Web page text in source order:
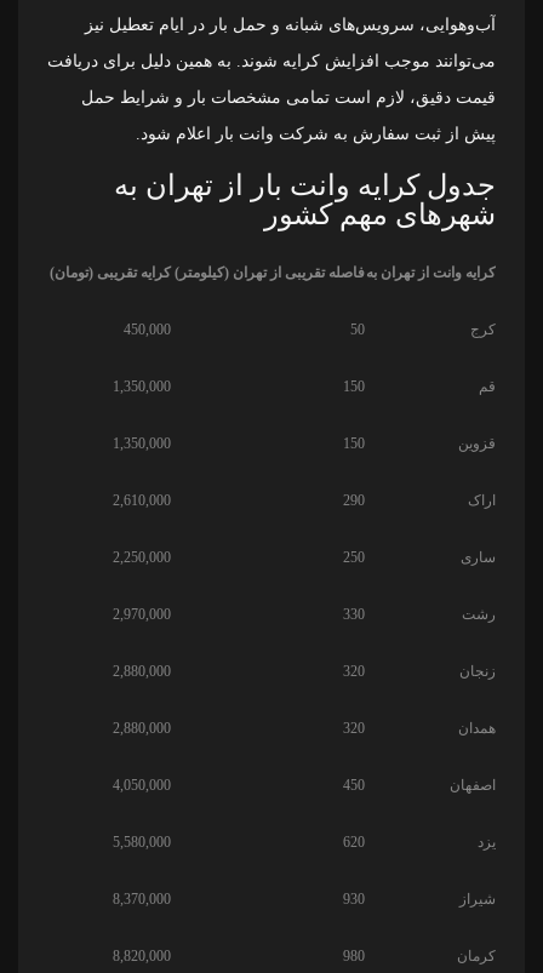
آب‌وهوایی، سرویس‌های شبانه و حمل بار در ایام تعطیل نیز
می‌توانند موجب افزایش کرایه شوند. به همین دلیل برای دریافت
قیمت دقیق، لازم است تمامی مشخصات بار و شرایط حمل
پیش از ثبت سفارش به شرکت وانت بار اعلام شود.
جدول کرایه وانت بار از تهران به
شهرهای مهم کشور
کرایه وانت از تهران بهفاصله تقریبی از تهران (کیلومتر) کرایه تقریبی (تومان)
کرج 50
450,000
قم 150
1,350,000
قزوین 150
1,350,000
اراک 290
2,610,000
ساری 250
2,250,000
رشت 330
2,970,000
زنجان 320
2,880,000
همدان 320
2,880,000
اصفهان 450
4,050,000
یزد 620
5,580,000
شیراز 930
8,370,000
کرمان 980
8,820,000